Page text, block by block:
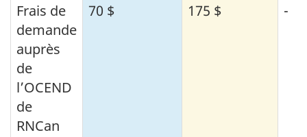
Frais
pour
la
certification
Frais de
demande
auprès
de
l’OCEND
de
RNCan
70 $ 175 $ -